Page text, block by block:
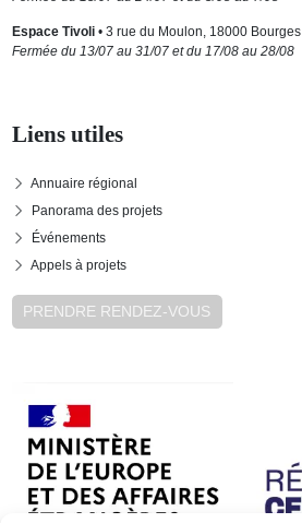
Espace Tivoli• 3 rue du Moulon, 18000 Bourges
Fermée du 13/07 au 31/07 et du 17/08 au 28/08
Liens utiles
Annuaire régional
Panorama des projets
Événements
Appels à projets
PRENDRE RENDEZ-VOUS